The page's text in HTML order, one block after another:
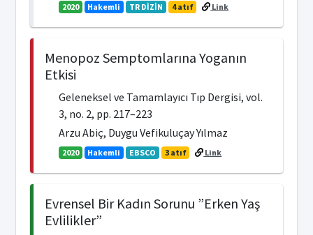
2020 Hakemli TR DİZİN 4 atıf Link
Menopoz Semptomlarına Yoganın
Etkisi
Geleneksel ve Tamamlayıcı Tıp Dergisi, vol.
3, no. 2, pp. 217–223
Arzu Abiç, Duygu Vefikuluçay Yılmaz
2020 Hakemli EBSCO 3 atıf Link
Evrensel Bir Kadın Sorunu ”Erken Yaş
Evlilikler”